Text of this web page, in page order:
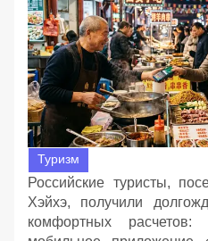
Туризм
Российские туристы,
Хэйхэ, получили
комфортных